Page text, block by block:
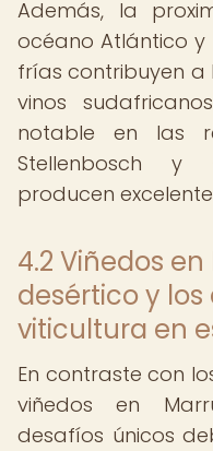
Además, la
océano Atlántico y
frías contribuyen a
vinos
notable en las
Stellenbosch y
producen
4.2 Viñedos
desértico y
viticultura en
En contraste con
viñedos en
desafíos únicos